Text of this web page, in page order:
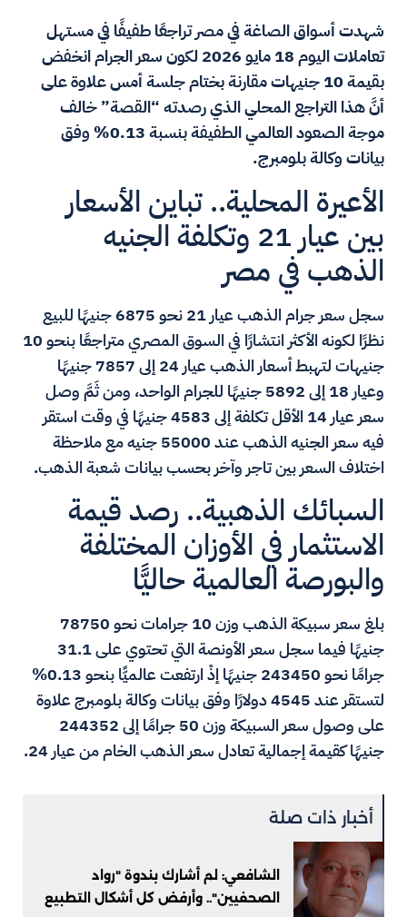
شهدت أسواق الصاغة في مصر تراجعًا طفيفًا في مستهل
تعاملات اليوم 18 مايو 2026 لكون سعر الجرام انخفض
بقيمة 10 جنيهات مقارنة بختام جلسة أمس علاوة على
أنَّ هذا التراجع المحلي الذي رصدته “القصة” خالف
موجة الصعود العالمي الطفيفة بنسبة 0.13% وفق
بيانات وكالة بلومبرج.
الأعيرة المحلية.. تباين الأسعار
بين عيار 21 وتكلفة الجنيه
الذهب في مصر
سجل سعر جرام الذهب عيار 21 نحو 6875 جنيهًا للبيع
نظرًا لكونه الأكثر انتشارًا في السوق المصري متراجعًا بنحو 10
جنيهات لتهبط أسعار الذهب عيار 24 إلى 7857 جنيهًا
وعيار 18 إلى 5892 جنيهًا للجرام الواحد، ومن ثَمَّ وصل
سعر عيار 14 الأقل تكلفة إلى 4583 جنيهًا في وقت استقر
فيه سعر الجنيه الذهب عند 55000 جنيه مع ملاحظة
اختلاف السعر بين تاجر وآخر بحسب بيانات شعبة الذهب.
السبائك الذهبية.. رصد قيمة
الاستثمار في الأوزان المختلفة
والبورصة العالمية حاليًّا
بلغ سعر سبيكة الذهب وزن 10 جرامات نحو 78750
جنيهًا فيما سجل سعر الأونصة التي تحتوي على 31.1
جرامًا نحو 243450 جنيهًا إذْ ارتفعت عالميًّا بنحو 0.13%
لتستقر عند 4545 دولارًا وفق بيانات وكالة بلومبرج علاوة
على وصول سعر السبيكة وزن 50 جرامًا إلى 244352
جنيهًا كقيمة إجمالية تعادل سعر الذهب الخام من عيار 24.
أخبار ذات صلة
الشافعي: لم أشارك بندوة "رواد
الصحفيين".. وأرفض كل أشكال التطبيع